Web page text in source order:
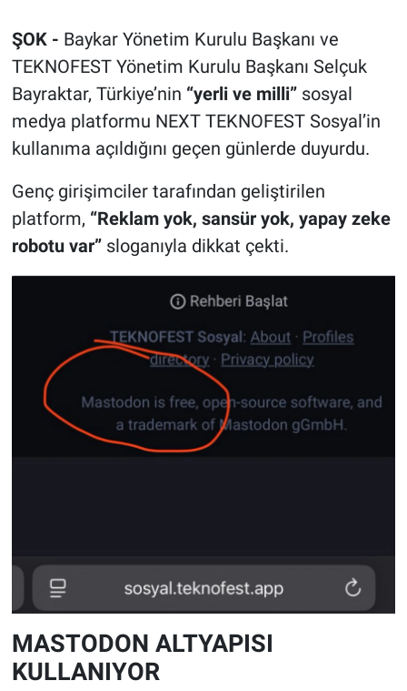
ŞOK - Baykar Yönetim Kurulu Başkanı ve
TEKNOFEST Yönetim Kurulu Başkanı Selçuk
Bayraktar, Türkiye’nin “yerli ve milli” sosyal
medya platformu NEXT TEKNOFEST Sosyal’in
kullanıma açıldığını geçen günlerde duyurdu.
Genç girişimciler tarafından geliştirilen
platform, “Reklam yok, sansür yok, yapay zeke
robotu var”sloganıyla dikkat çekti.
MASTODON ALTYAPISI
KULLANIYOR